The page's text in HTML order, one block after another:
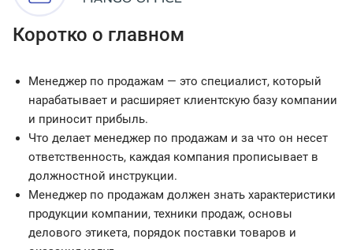
Коротко о главном
Менеджер по продажам — это специалист, который
нарабатывает и расширяет клиентскую базу компании
и приносит прибыль.
Что делает менеджер по продажам и за что он несет
ответственность, каждая компания прописывает в
должностной инструкции.
Менеджер по продажам должен знать характеристики
продукции компании, техники продаж, основы
делового этикета, порядок поставки товаров и